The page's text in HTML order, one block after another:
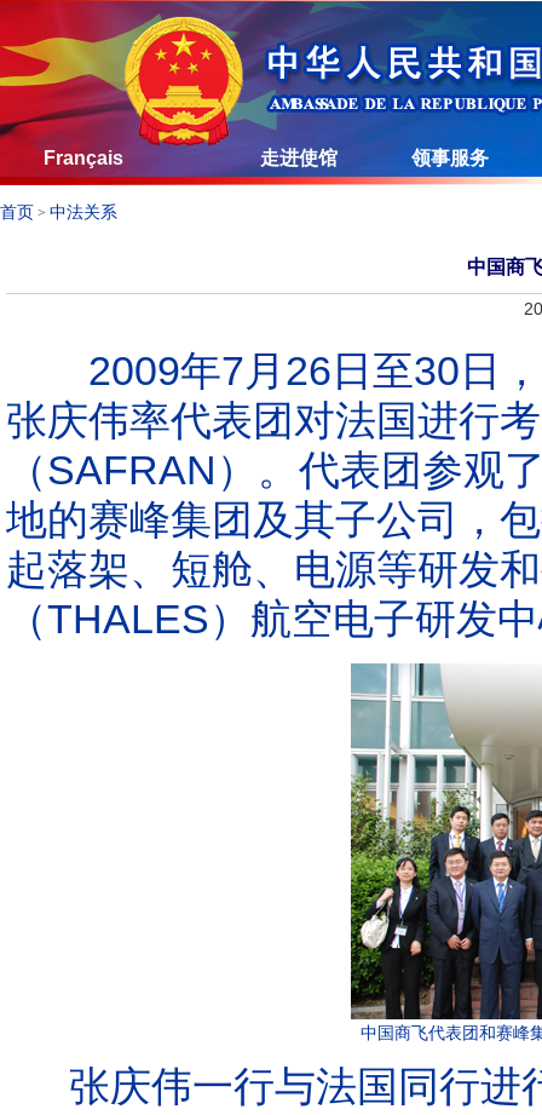
Français 走进使馆 领事服务
首页 > 中法关系
中国商
2009年7月26日至30日
张庆伟率代表团对法国进行
（SAFRAN） 。代表团参观
地的赛峰集团及其子公司，
起落架、短舱、电源等研发
（THALES）航空电子研发
中国商飞代表团和赛峰
张庆伟一行与法国 同行进